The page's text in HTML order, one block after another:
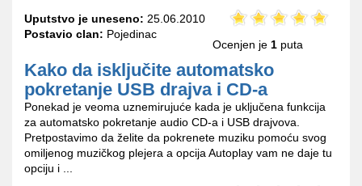
Uputstvo je uneseno: 25.06.2010
Postavio clan: Pojedinac
Ocenjen je 1 puta
Kako da isključite automatsko
pokretanje USB drajva i CD-a
Ponekad je veoma uznemirujuće kada je uključena funkcija
za automatsko pokretanje audio CD-a i USB drajvova.
Pretpostavimo da želite da pokrenete muziku pomoću svog
omiljenog muzičkog plejera a opcija Autoplay vam ne daje tu
opciju i ...